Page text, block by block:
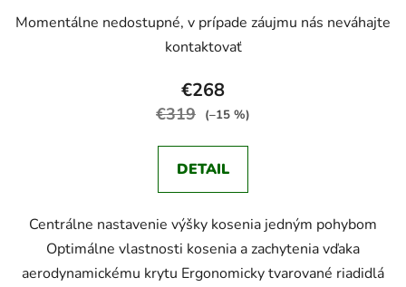
Momentálne nedostupné, v prípade záujmu nás neváhajte
kontaktovať
€268
€319 (–15 %)
DETAIL
Centrálne nastavenie výšky kosenia jedným pohybom
Optimálne vlastnosti kosenia a zachytenia vďaka
aerodynamickému krytu Ergonomicky tvarované riadidlá